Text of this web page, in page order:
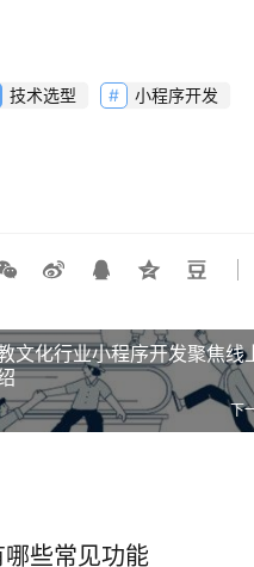
技术选型 小程序开发
文化行业小程序开发聚焦线
下
些常见功能